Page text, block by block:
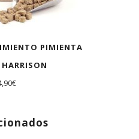
PIMIENTA
€